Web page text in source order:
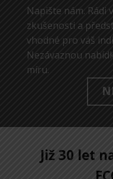
Napište nám. Rádi
zkušenosti a
vhodné pro váš
Nezávaznou
míru.
Již30 let